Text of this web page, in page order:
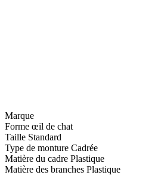
Marque
Forme œil de chat
Taille Standard
Type de monture Cadrée
Matière du cadre Plastique
Matière des branches Plastique